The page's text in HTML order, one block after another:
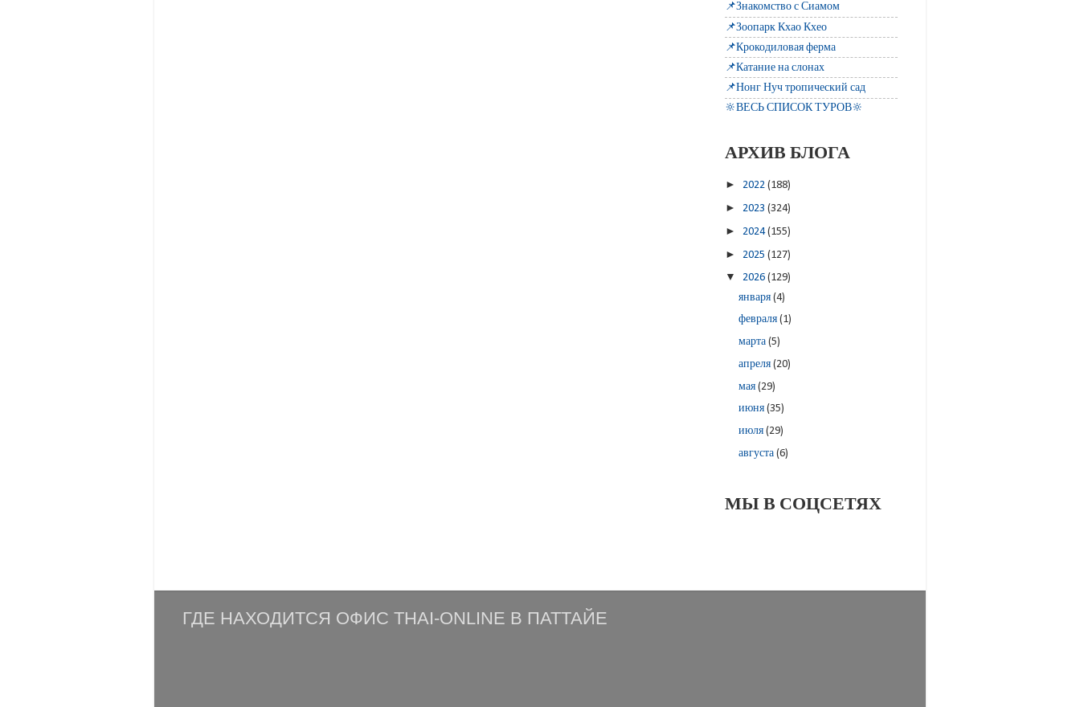
📌Знакомство с Сиамом
📌Зоопарк Кхао Кхео
📌Крокодиловая ферма
📌Катание на слонах
📌Нонг Нуч тропический сад
🔆ВЕСЬ СПИСОК ТУРОВ🔆
АРХИВ БЛОГА
► 2022 (188)
► 2023 (324)
► 2024(155)
► 2025 (127)
▼ 2026 (129)
января(4)
февраля(1)
марта(5)
апреля(20)
мая(29)
июня(35)
июля(29)
августа(6)
МЫ В СОЦСЕТЯХ
ГДЕ НАХОДИТСЯ ОФИС THAI-ONLINE В ПАТТАЙЕ